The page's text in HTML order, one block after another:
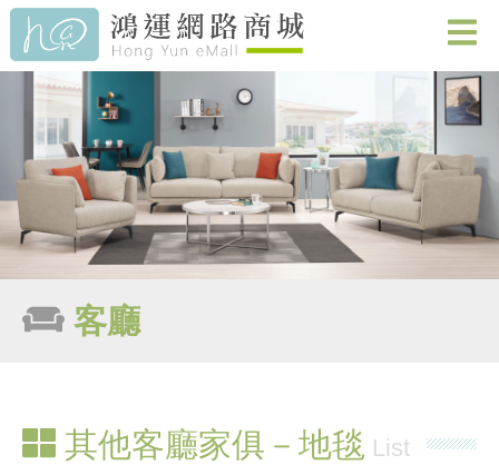
客廳
其他客廳家俱－地毯 List